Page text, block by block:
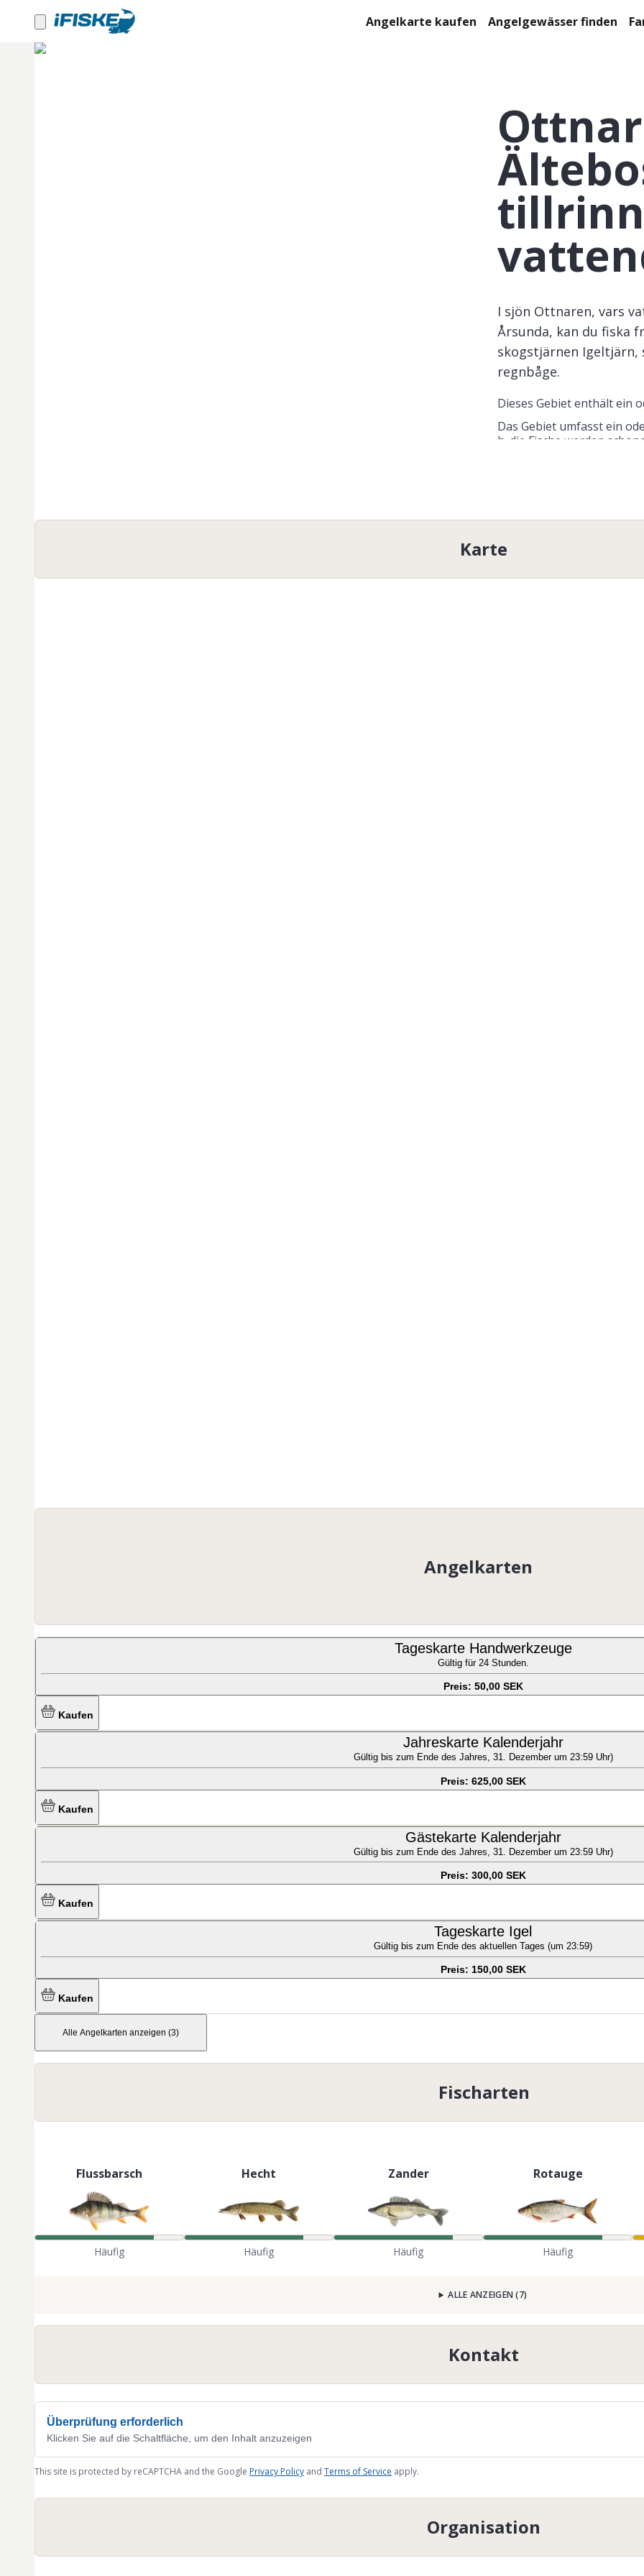
Angelkarte kaufen Angelgewässer finden
I sjön Ottnaren, vars
Årsunda, kan du fiska
skogstjärnen
regnbåge.
Dieses Gebiet enthält ein
Das Gebiet umfasst ein
h. die Fische werden
Karte
Angelkarten
Tageskarte Handwerkzeuge
Gültig für 24 Stunden.
Preis: 50,00 SEK
Kaufen
Jahreskarte Kalenderjahr
Gültig bis zum Ende des Jahres, 31. Dezember um 23:59 Uhr)
Preis: 625,00 SEK
Kaufen
Gästekarte Kalenderjahr
Gültig bis zum Ende des Jahres, 31. Dezember um 23:59 Uhr)
Preis: 300,00 SEK
Kaufen
Tageskarte Igel
Gültig bis zum Ende des aktuellen Tages (um 23:59)
Preis: 150,00 SEK
Kaufen
Alle Angelkarten anzeigen (3)
Fischarten
Flussbarsch
Häufig
Hecht
Häufig
Zander
Häufig
Rotauge
Häufig
ALLE ANZEIGEN(7)
Kontakt
Überprüfung erforderlich
Klicken Sie auf die Schaltfläche, um den Inhalt anzuzeigen
This site is protected by reCAPTCHA and the Google Privacy Policy and Terms of Service apply.
Organisation